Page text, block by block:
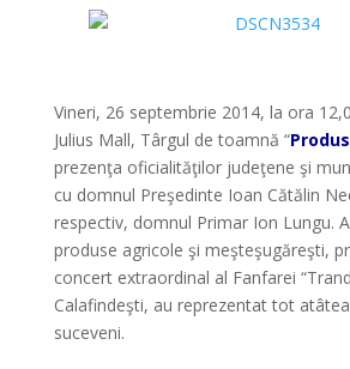
Vineri, 26 septembrie 2014, la ora
Julius Mall, Târgul de toamnă “
prezenţa oficialităţilor judeţene şi
cu domnul Preşedinte Ioan Cătălin
respectiv, domnul Primar Ion Lungu.
produse agricole şi meşteşugăreşti,
concert extraordinal al Fanfarei
Calafindeşti, au reprezentat tot
suceveni.